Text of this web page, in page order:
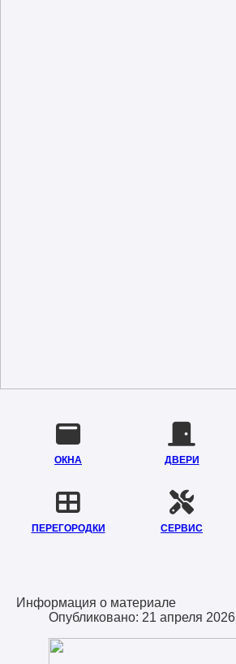
ОКНА ДВЕРИ
ПЕРЕГОРОДКИ СЕРВИС
Информация о материале
Опубликовано: 21 апреля 2026